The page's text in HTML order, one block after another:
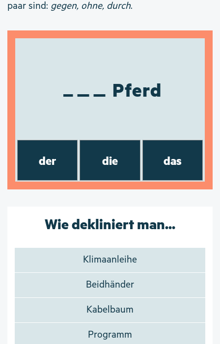
paar sind: gegen, ohne, durch.
Pferd
der die das
Wie dekliniert man...
Klimaanleihe
Beidhänder
Kabelbaum
Programm